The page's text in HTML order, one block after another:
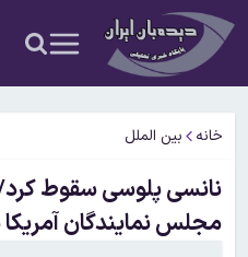
خانه بین الملل
نانسی پلوسی سقوط
مجلس نمایندگان